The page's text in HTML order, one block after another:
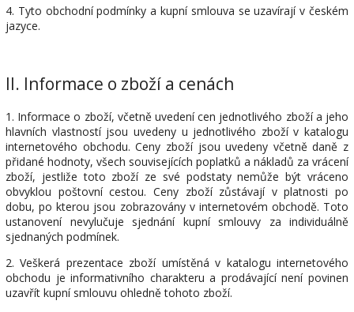
4. Tyto obchodní podmínky a kupní smlouva se uzavírají v českém
jazyce.
II. Informace o zboží a cenách
1. Informace o zboží, včetně uvedení cen jednotlivého zboží a jeho
hlavních vlastností jsou uvedeny u jednotlivého zboží v katalogu
internetového obchodu. Ceny zboží jsou uvedeny včetně daně z
přidané hodnoty, všech souvisejících poplatků a nákladů za vrácení
zboží, jestliže toto zboží ze své podstaty nemůže být vráceno
obvyklou poštovní cestou. Ceny zboží zůstávají v platnosti po
dobu, po kterou jsou zobrazovány v internetovém obchodě. Toto
ustanovení nevylučuje sjednání kupní smlouvy za individuálně
sjednaných podmínek.
2. Veškerá prezentace zboží umístěná v katalogu internetového
obchodu je informativního charakteru a prodávající není povinen
uzavřít kupní smlouvu ohledně tohoto zboží.